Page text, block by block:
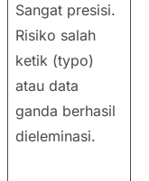
Sangat presisi.
Risiko salah
ketik (typo)
atau data
ganda berhasil
dieleminasi.